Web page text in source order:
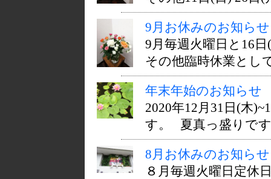
9月お休みのお知らせ
9月毎週火曜日と16
その他臨時休業とし
年末年始のお知らせ
2020年12月31日(木
す。 夏真っ盛りで
8月お休みのお知ら
８月毎週火曜日定休